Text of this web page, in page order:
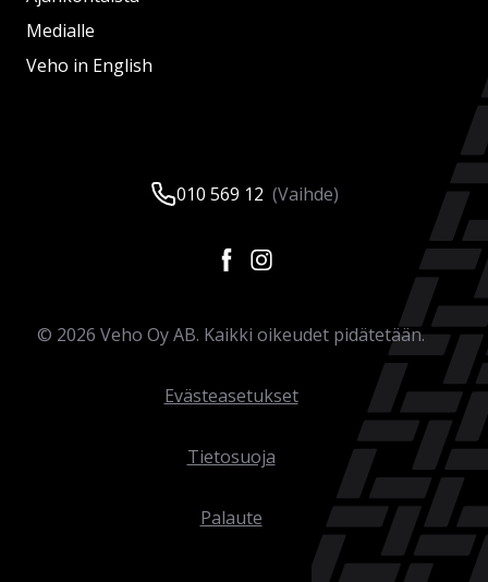
Medialle
Veho in English
010 569 12 (Vaihde)
© 2026 Veho Oy AB. Kaikki oikeudet pidätetään.
Evästeasetukset
Tietosuoja
Palaute